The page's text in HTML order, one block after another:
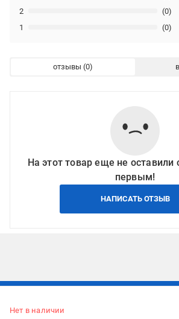
1 (0)
2 (0)
отзывы
На этот товар еще не оставили
первым!
НАПИСАТЬ ОТЗЫВ
Нет в наличии